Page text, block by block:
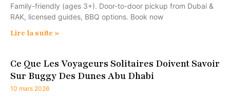
Family-friendly (ages 3+). Door-to-door pickup from Dubai &
RAK, licensed guides, BBQ options. Book now
Lire la suite »
Ce Que Les Voyageurs Solitaires Doivent Savoir
Sur Buggy Des Dunes Abu Dhabi
10 mars 2026